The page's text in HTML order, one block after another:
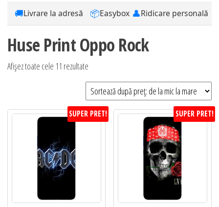
🚚Livrare la adresă 📦Easybox 👤Ridicare personală
Huse Print Oppo Rock
Afișez toate cele 11 rezultate
după
preț:
de
la
SUPER PRET! SUPER PRET!